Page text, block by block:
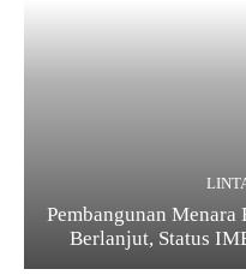
Pembangunan Menara
Berlanjut, Status